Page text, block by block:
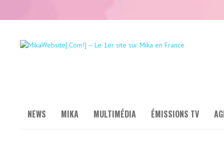
NEWS MIKA MULTIMÉDIA ÉMISSIONS TV